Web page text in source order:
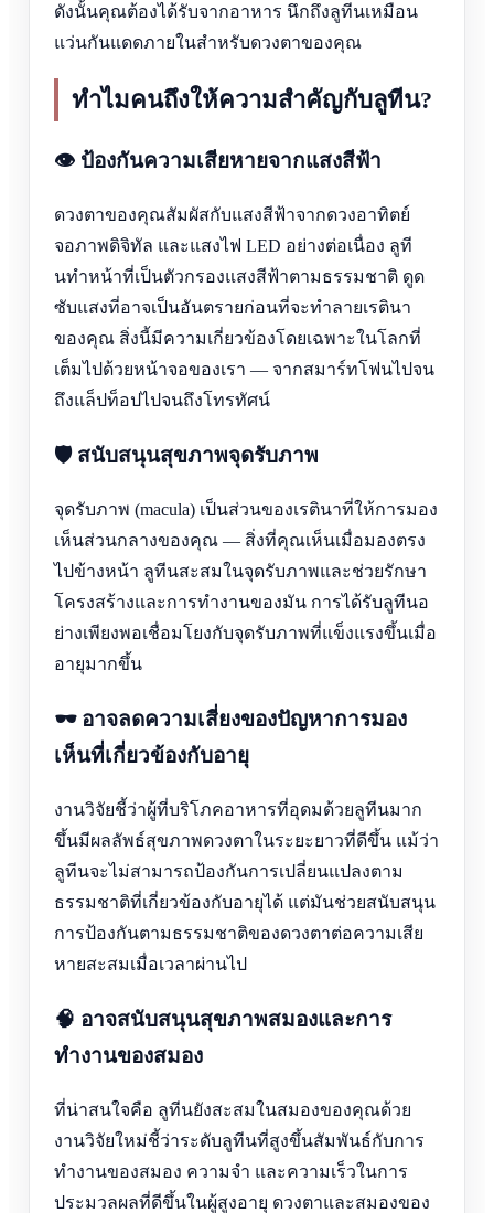
ดังนั้นคุณต้องได้รับจากอาหาร นึกถึงลูทีนเหมือน
แว่นกันแดดภายในสำหรับดวงตาของคุณ
ทำไมคนถึงให้ความสำคัญกับลูทีน?
👁️ ป้องกันความเสียหายจากแสงสีฟ้า
ดวงตาของคุณสัมผัสกับแสงสีฟ้าจากดวงอาทิตย์
จอภาพดิจิทัล และแสงไฟ LED อย่างต่อเนื่อง ลูที
นทำหน้าที่เป็นตัวกรองแสงสีฟ้าตามธรรมชาติ ดูด
ซับแสงที่อาจเป็นอันตรายก่อนที่จะทำลายเรตินา
ของคุณ สิ่งนี้มีความเกี่ยวข้องโดยเฉพาะในโลกที่
เต็มไปด้วยหน้าจอของเรา — จากสมาร์ทโฟนไปจน
ถึงแล็ปท็อปไปจนถึงโทรทัศน์
🛡️ สนับสนุนสุขภาพจุดรับภาพ
จุดรับภาพ (macula) เป็นส่วนของเรตินาที่ให้การมอง
เห็นส่วนกลางของคุณ — สิ่งที่คุณเห็นเมื่อมองตรง
ไปข้างหน้า ลูทีนสะสมในจุดรับภาพและช่วยรักษา
โครงสร้างและการทำงานของมัน การได้รับลูทีนอ
ย่างเพียงพอเชื่อมโยงกับจุดรับภาพที่แข็งแรงขึ้นเมื่อ
อายุมากขึ้น
🕶️ อาจลดความเสี่ยงของปัญหาการมอง
เห็นที่เกี่ยวข้องกับอายุ
งานวิจัยชี้ว่าผู้ที่บริโภคอาหารที่อุดมด้วยลูทีนมาก
ขึ้นมีผลลัพธ์สุขภาพดวงตาในระยะยาวที่ดีขึ้น แม้ว่า
ลูทีนจะไม่สามารถป้องกันการเปลี่ยนแปลงตาม
ธรรมชาติที่เกี่ยวข้องกับอายุได้ แต่มันช่วยสนับสนุน
การป้องกันตามธรรมชาติของดวงตาต่อความเสีย
หายสะสมเมื่อเวลาผ่านไป
🧠 อาจสนับสนุนสุขภาพสมองและการ
ทำงานของสมอง
ที่น่าสนใจคือ ลูทีนยังสะสมในสมองของคุณด้วย
งานวิจัยใหม่ชี้ว่าระดับลูทีนที่สูงขึ้นสัมพันธ์กับการ
ทำงานของสมอง ความจำ และความเร็วในการ
ประมวลผลที่ดีขึ้นในผู้สูงอายุ ดวงตาและสมองของ